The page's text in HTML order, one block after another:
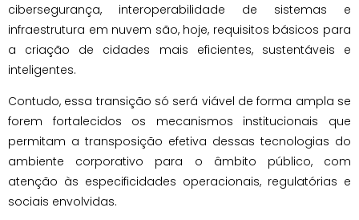
cibersegurança, interoperabilidade de sistemas e
infraestrutura em nuvem são, hoje, requisitos básicos para
a criação de cidades mais eficientes, sustentáveis e
inteligentes.
Contudo, essa transição só será viável de forma ampla se
forem fortalecidos os mecanismos institucionais que
permitam a transposição efetiva dessas tecnologias do
ambiente corporativo para o âmbito público, com
atenção às especificidades operacionais, regulatórias e
sociais envolvidas.